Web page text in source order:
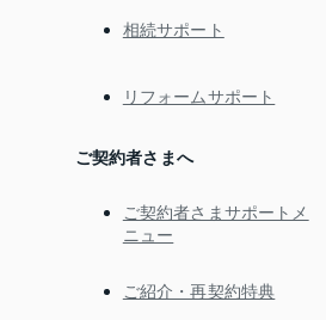
相続サポート
リフォームサポート
ご契約者さまへ
ご契約者さまサポートメ
ニュー
ご紹介・再契約特典